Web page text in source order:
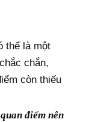
thể là một
chắn,
còn thiếu
điểm nên